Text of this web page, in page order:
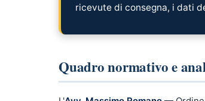
ricevute di consegna, i dati
Quadro normativo e